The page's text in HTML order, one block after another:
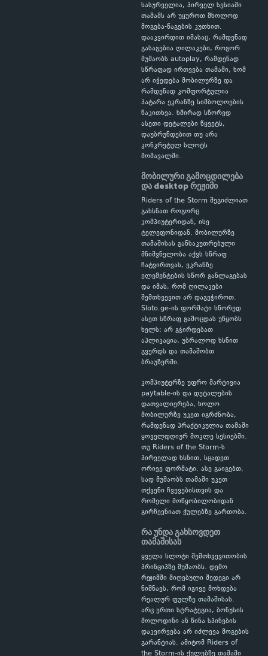
სასურველია, პირველ სესიაში
თამაშს არ უყუროთ მხოლოდ
მოგება-წაგების კუთხით.
დააკვირდით იმასაც, რამდენად
გასაგებია ღილაკები, როგორ
მუშაობს autoplay, რამდენად
სწრაფად ირთვება თამაში, ხომ
არ იჭედება მობილურზე და
რამდენად კომფორტულია
პატარა ეკრანზე სიმბოლოების
წაკითხვა. ხშირად სწორედ
ასეთი დეტალები წყვეტს,
დაუბრუნდებით თუ არა
კონკრეტულ სლოტს
მომავალში.
მობილური გამოცდილება
და desktop რეჟიმი
Riders of the Storm შეგიძლიათ
გახსნათ როგორც
კომპიუტერიდან, ისე
ტელეფონიდან. მობილურზე
თამაშისას განსაკუთრებული
მნიშვნელობა აქვს სწრაფ
ჩატვირთვას, ეკრანზე
ელემენტების სწორ განლაგებას
და იმას, რომ ღილაკები
შემთხვევით არ დაგეჭიროთ.
Sloto.ge-ის ფორმატი სწორედ
ასეთ სწრაფ გამოცდას უწყობს
ხელს: არ გჭირდებათ
აპლიკაცია, უბრალოდ ხსნით
გვერდს და თამაშობთ
ბრაუზერში.
კომპიუტერზე უფრო მარტივია
paytable-ის და დეტალების
დათვალიერება, ხოლო
მობილურზე უკეთ იგრძნობა,
რამდენად პრაქტიკულია თამაში
ყოველდღიურ მოკლე სესიებში.
თუ Riders of the Storm-ს
პირველად ხსნით, სცადეთ
ორივე ფორმატი. ასე გაიგებთ,
სად მუშაობს თამაში უკეთ
თქვენი ჩვევებისთვის და
რომელი მოწყობილობიდან
გირჩევნიათ ქულებზე გართობა.
რა უნდა გახსოვდეთ
თამაშისას
ყველა სლოტი შემთხვევითობის
პრინციპზე მუშაობს. დემო
რეჟიმში მიღებული შედეგი არ
ნიშნავს, რომ იგივე მოხდება
რეალურ ფულზე თამაშისას.
არც ერთი სტრატეგია, ბონუსის
მოლოდინი ან წინა სპინების
დაკვირვება არ იძლევა მოგების
გარანტიას. ამიტომ Riders of
the Storm-ის ქულებზე თამაში